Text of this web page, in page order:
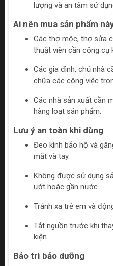
lượng và an tâm sử
Ai nên mua sản phẩm
Các thợ mộc, thợ sửa
thuật viên cần công cụ
Các gia đình, chủ nhà
chữa các công việc
Các nhà sản xuất cần
hàng loạt sản phẩm.
Lưu ý an toàn khi dùng
Đeo kính bảo hộ và
mắt và tay.
Không được sử dụng
ướt hoặc gần nước.
Tránh xa trẻ em và
Tắt nguồn trước khi
kiện.
Bảo trì bảo dưỡng